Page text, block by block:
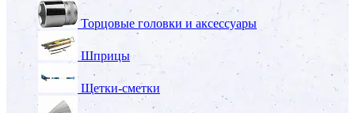
Торцовые головки и аксессуары
Шприцы
Щетки-сметки